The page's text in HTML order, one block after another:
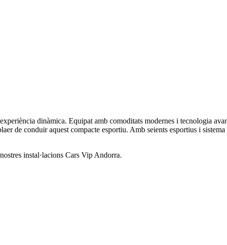
dinàmica. Equipat amb comoditats modernes i tecnologia
de conduir aquest compacte esportiu. Amb seients esportius i
instal·lacions Cars Vip Andorra.